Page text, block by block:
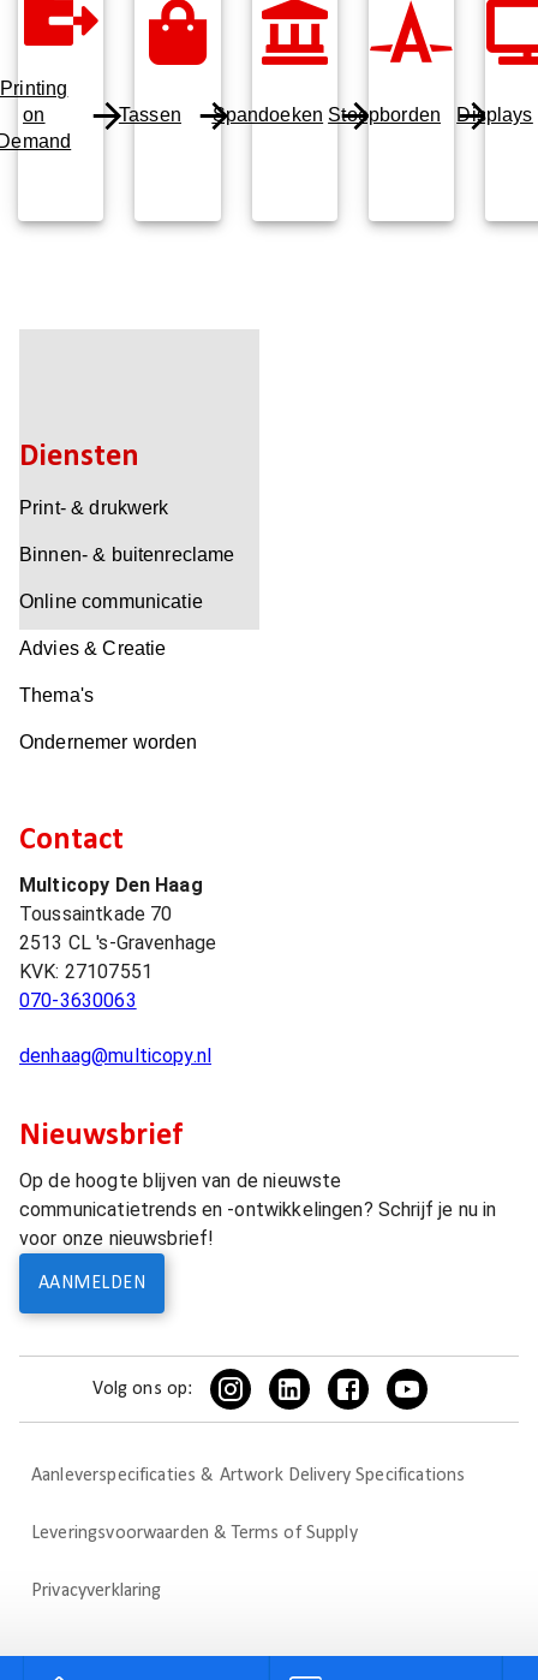
Printing
on
Tassen Spandoeken Stoepborden Displays
Diensten
Print- & drukwerk
Binnen- & buitenreclame
Online communicatie
Advies & Creatie
Thema's
Ondernemer worden
Contact
Multicopy Den Haag
Toussaintkade 70
2513 CL 's-Gravenhage
KVK: 27107551
070-3630063
denhaag@multicopy.nl
Nieuwsbrief
Op de hoogte blijven van de nieuwste
communicatietrends en -ontwikkelingen? Schrijf je nu in
voor onze nieuwsbrief!
AANMELDEN
Volg ons op:
Aanleverspecificaties & Artwork Delivery Specifications
Leveringsvoorwaarden & Terms of Supply
Privacyverklaring